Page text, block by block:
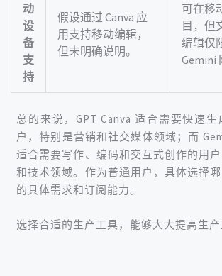
动
设
备
支
持
假设通过 Canva 应
用支持移动编辑，
但未明确说明。
可在移
目，但
编辑仅
Gemini
总的来说，GPT Canva 适合需要快速
户，特别是营销和社交媒体领域；而
适合需要写作、编码和交互式创作的用
和技术领域。作为普通用户，具体选择
的具体需求和订阅能力。
选择合适的生产工具，能够大大提高生产